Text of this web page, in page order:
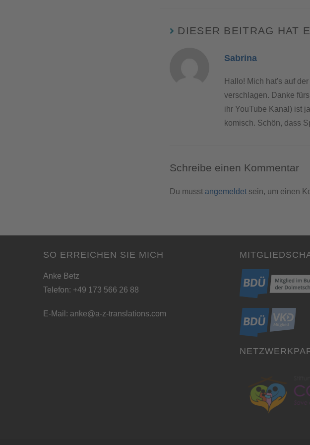
DIESER BEITRAG HAT
Sabrina
Hallo! Mich hat's auf
verschlagen. Danke
ihr YouTube Kanal) ist
komisch. Schön, dass
Schreibe einen Kommentar
Du musst angemeldet sein, um einen
SO ERREICHEN SIE MICH
Anke Betz
Telefon: +49 173 566 26 88
E-Mail: anke@a-z-translations.com